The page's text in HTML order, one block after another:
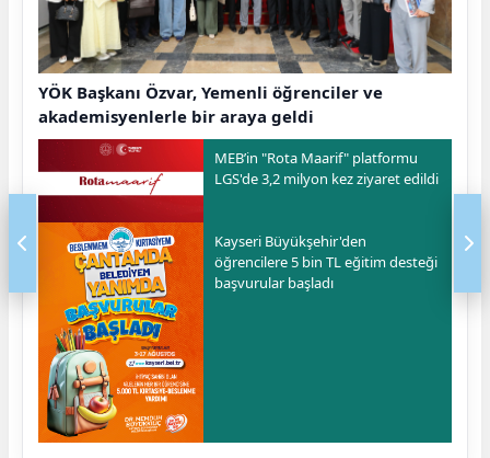
YÖK Başkanı Özvar, Yemenli öğrenciler ve
akademisyenlerle bir araya geldi
MEB’in "Rota Maarif" platformu
LGS'de 3,2 milyon kez ziyaret edildi
Kayseri Büyükşehir'den
öğrencilere 5 bin TL eğitim desteği
başvurular başladı